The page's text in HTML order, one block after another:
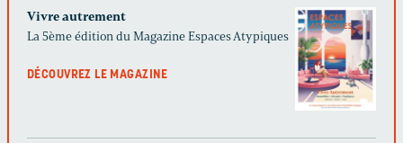
Vivre autrement
La 5ème édition du Magazine Espaces Atypiques
DÉCOUVREZ LE MAGAZINE